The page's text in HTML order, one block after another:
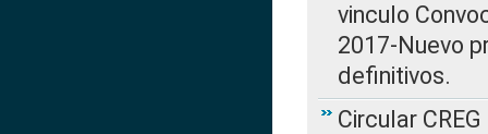
vinculo
2017-Nuevo
definitivos.
Circular